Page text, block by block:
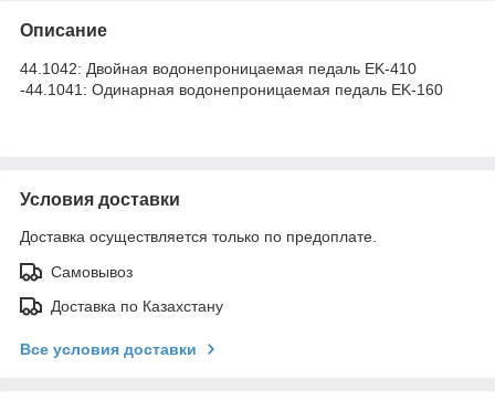
Описание
44.1042: Двойная водонепроницаемая педаль EK-410
-44.1041: Одинарная водонепроницаемая педаль EK-160
Условия доставки
Доставка осуществляется только по предоплате.
Самовывоз
Доставка по Казахстану
Все условия доставки